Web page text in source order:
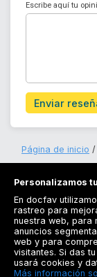
Escribe aquí tu
Enviar
Página de inicio
Docfav
Personalizamos
En docfav
rastreo para
nuestra web, para
anuncios
web y para
visitantes. Si das
usará cookies y
Más información